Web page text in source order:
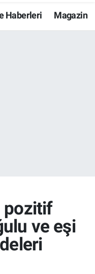
Haberleri Magazin
pozitif
ve eşi